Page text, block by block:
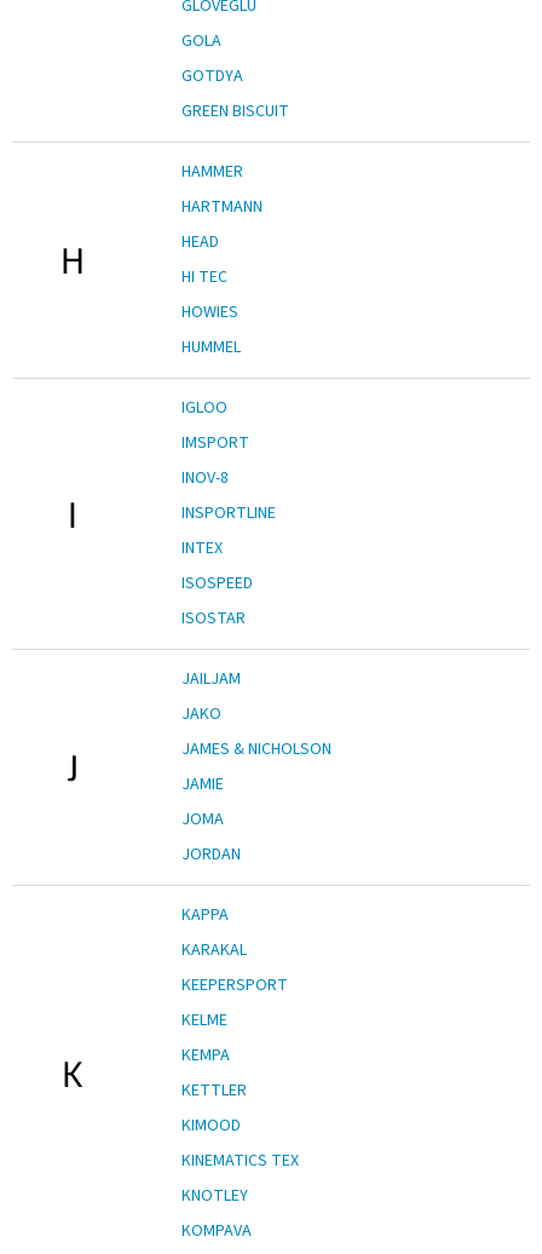
GLOVEGLU
GOLA
GOTDYA
GREEN BISCUIT
H
HAMMER
HARTMANN
HEAD
HI TEC
HOWIES
HUMMEL
I
IGLOO
IMSPORT
INOV-8
INSPORTLINE
INTEX
ISOSPEED
ISOSTAR
J
JAILJAM
JAKO
JAMES & NICHOLSON
JAMIE
JOMA
JORDAN
K
KAPPA
KARAKAL
KEEPERSPORT
KELME
KEMPA
KETTLER
KIMOOD
KINEMATICS TEX
KNOTLEY
KOMPAVA